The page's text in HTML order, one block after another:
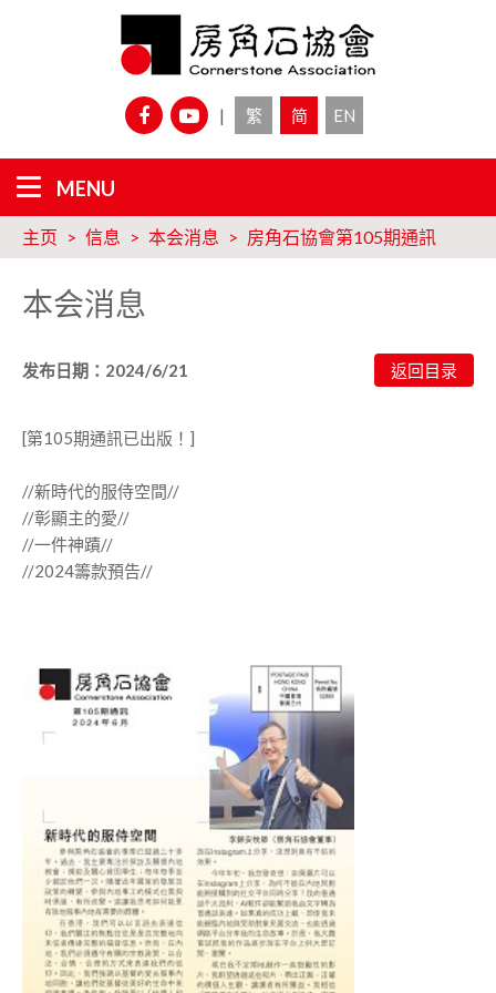
| 繁 简 EN
主页 信息 本会消息 房角石協會第105期通訊
本会消息
发布日期：2024/6/21
[第105期通訊已出版！]
//新時代的服侍空間//
//彰顯主的愛//
//一件神蹟//
//2024籌款預告//